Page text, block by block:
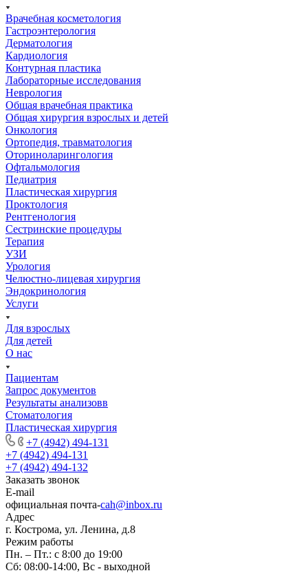
Врачебная косметология
Гастроэнтерология
Дерматология
Кардиология
Контурная пластика
Лабораторные исследования
Неврология
Общая врачебная практика
Общая хирургия взрослых и детей
Онкология
Ортопедия, травматология
Оториноларингология
Офтальмология
Педиатрия
Пластическая хирургия
Проктология
Рентгенология
Сестринские процедуры
Терапия
УЗИ
Урология
Челюстно-лицевая хирургия
Эндокринология
Услуги
Для взрослых
Для детей
О нас
Пациентам
Запрос документов
Результаты анализовв
Стоматология
Пластическая хирургия
+7 (4942) 494-131
+7 (4942) 494-131
+7 (4942) 494-132
Заказать звонок
E-mail
официальная почта-cah@inbox.ru
Адрес
г. Кострома, ул. Ленина, д.8
Режим работы
Пн. – Пт.: с 8:00 до 19:00
Сб: 08:00-14:00, Вс - выходной